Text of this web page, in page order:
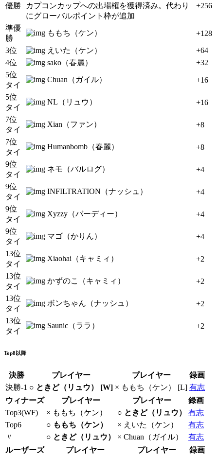
優勝
カプコンカップへの出場権を獲得済み。代わり
にグローバルポイント枠が追加
+256
準優
勝
ももち（ケン） +128
3位 えいた（ケン）
+64
4位
sako（春麗）
+32
5位
タイ
Chuan（ガイル） +16
5位
タイ
NL（リュウ） +16
7位
タイ
Xian（ファン） +8
7位
タイ
Humanbomb（春麗） +8
9位
タイ
ネモ（バルログ） +4
9位
タイ
INFILTRATION（ナッシュ） +4
9位
タイ
Xyzzy（バーディー） +4
9位
タイ
マゴ（かりん） +4
13位
タイ
Xiaohai（キャミィ） +2
13位
タイ
かずのこ（キャミィ） +2
13位
タイ
ボンちゃん（ナッシュ） +2
13位
タイ
Saunic（ララ） +2
Top8以降
決勝 プレイヤー プレイヤー
録画
決勝-1 ○ ときど（リュウ） [W] × ももち（ケン） [L] 有志
ウィナーズ
プレイヤー プレイヤー
録画
Top3(WF)
× ももち（ケン） ○ ときど（リュウ）
有志
Top6
○ ももち（ケン） × えいた（ケン）
有志
〃
○ ときど（リュウ） × Chuan（ガイル）
有志
ルーザーズ
プレイヤー プレイヤー
録画